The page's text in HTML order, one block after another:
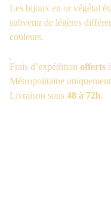
Les bijoux en or végétal
subvenir de légères
couleurs.
Frais d’expédition offerts
Métropolitaine
Livraison sous 48 à 72h.